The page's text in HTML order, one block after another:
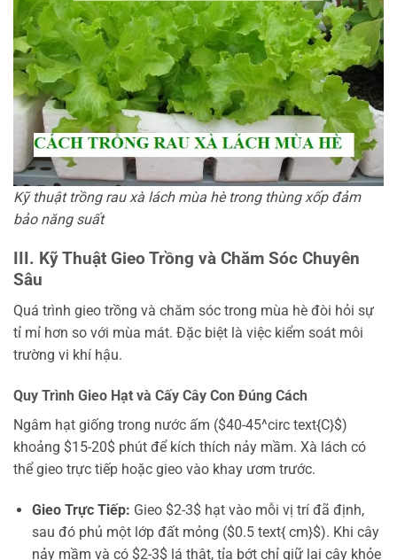
Kỹ thuật trồng rau xà lách mùa hè trong thùng xốp đảm
bảo năng suất
III. Kỹ Thuật Gieo Trồng và Chăm Sóc Chuyên
Sâu
Quá trình gieo trồng và chăm sóc trong mùa hè đòi hỏi sự
tỉ mỉ hơn so với mùa mát. Đặc biệt là việc kiểm soát môi
trường vi khí hậu.
Quy Trình Gieo Hạt và Cấy Cây Con Đúng Cách
Ngâm hạt giống trong nước ấm ($40-45^circ text{C}$)
khoảng $15-20$ phút để kích thích nảy mầm. Xà lách có
thể gieo trực tiếp hoặc gieo vào khay ươm trước.
Gieo Trực Tiếp: Gieo $2-3$ hạt vào mỗi vị trí đã định,
sau đó phủ một lớp đất mỏng ($0.5 text{ cm}$). Khi cây
nảy mầm và có $2-3$ lá thật, tỉa bớt chỉ giữ lại cây khỏe